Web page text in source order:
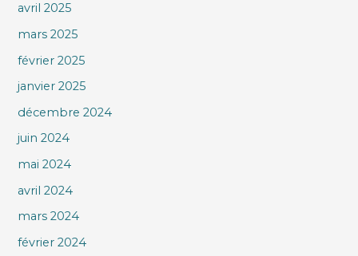
avril 2025
mars 2025
février 2025
janvier 2025
décembre 2024
juin 2024
mai 2024
avril 2024
mars 2024
février 2024